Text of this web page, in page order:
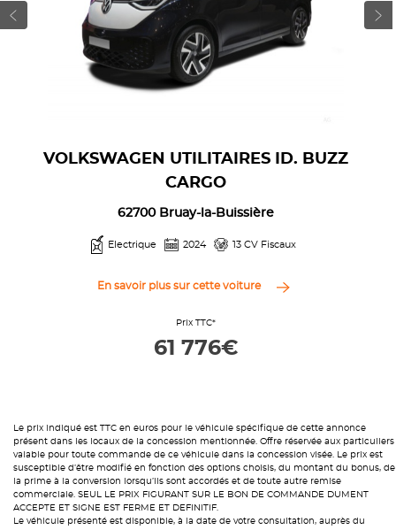
VOLKSWAGEN UTILITAIRES ID. BUZZ
CARGO
62700 Bruay-la-Buissière
Electrique 2024 13 CV Fiscaux
En savoir plus sur cette voiture
Prix TTC*
61 776€
Le prix indiqué est TTC en euros pour le véhicule spécifique de cette annonce
présent dans les locaux de la concession mentionnée. Offre réservée aux particuliers
valable pour toute commande de ce véhicule dans la concession visée. Le prix est
susceptible d’être modifié en fonction des options choisis, du montant du bonus, de
la prime à la conversion lorsqu’ils sont accordés et de toute autre remise
commerciale. SEUL LE PRIX FIGURANT SUR LE BON DE COMMANDE DUMENT
ACCEPTE ET SIGNE EST FERME ET DEFINITIF.
Le véhicule présenté est disponible, à la date de votre consultation, auprès du